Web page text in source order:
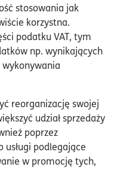
stosowania jak
korzystna.
podatku VAT, tym
np. wynikających
reorganizację swojej
udział sprzedaży
poprzez
podlegające
w promocję tych,